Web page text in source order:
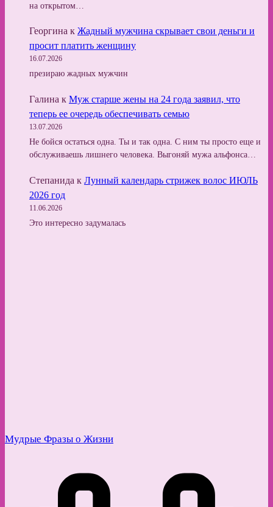
на открытом…
Георгина к Жадный мужчина скрывает свои деньги и
просит платить женщину
16.07.2026
презираю жадных мужчин
Галина к Муж старше жены на 24 года заявил, что
теперь ее очередь обеспечивать семью
13.07.2026
Не бойся остаться одна. Ты и так одна. С ним ты просто еще и
обслуживаешь лишнего человека. Выгоняй мужа альфонса…
Степанида к Лунный календарь стрижек волос ИЮЛЬ
2026 год
11.06.2026
Это интересно задумалась
Мудрые Фразы о Жизни